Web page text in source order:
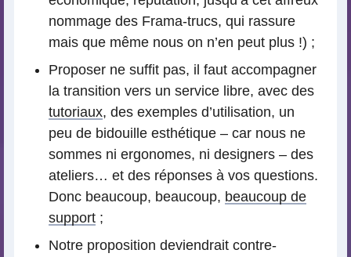
nommage des Frama-trucs, qui rassure
mais que même nous on n’en peut plus !) ;
Proposer ne suffit pas, il faut accompagner
la transition vers un service libre, avec des
tutoriaux, des exemples d’utilisation, un
peu de bidouille esthétique – car nous ne
sommes ni ergonomes, ni designers – des
ateliers… et des réponses à vos questions.
Donc beaucoup, beaucoup, beaucoup de
support ;
Notre proposition deviendrait contre-